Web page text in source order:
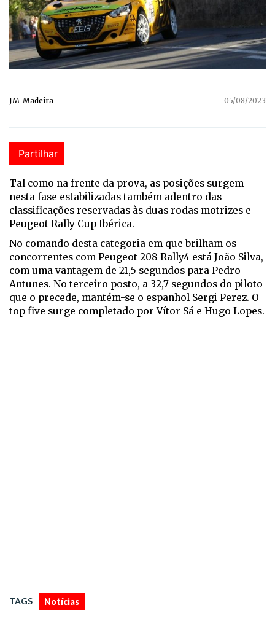
JM-Madeira 05/08/2023
Partilhar
Tal como na frente da prova, as posições surgem
nesta fase estabilizadas também adentro das
classificações reservadas às duas rodas motrizes e
Peugeot Rally Cup Ibérica.
No comando desta categoria em que brilham os
concorrentes com Peugeot 208 Rally4 está João Silva,
com uma vantagem de 21,5 segundos para Pedro
Antunes. No terceiro posto, a 32,7 segundos do piloto
que o precede, mantém-se o espanhol Sergi Perez. O
top five surge completado por Vítor Sá e Hugo Lopes.
TAGS Notícias